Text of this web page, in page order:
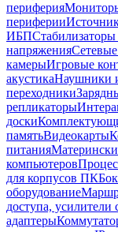
периферия
периферии
ИБП
напряжения
камерыИгровые
акустикаНаушники
переходники
репликаторы
доски
памятьВидеокарты
питания
компьютеров
для корпусов ПК
оборудование
доступа, усилители
адаптеры